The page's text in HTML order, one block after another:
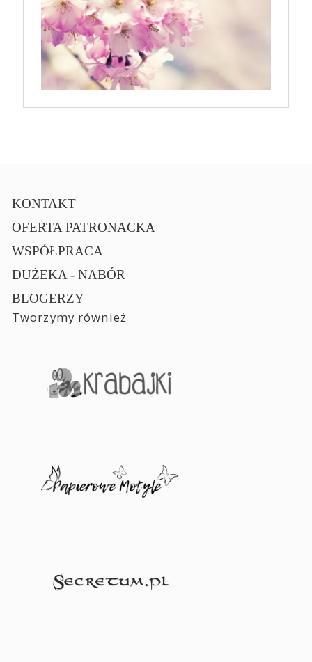
KONTAKT
OFERTA PATRONACKA
WSPÓŁPRACA
DUŻEKA - NABÓR
BLOGERZY
Tworzymy również